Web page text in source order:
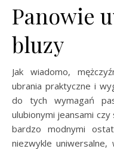
Panowie
bluzy
Jak wiadomo,
ubrania praktyczne i
do tych wymagań
ulubionymi jeansami czy
bardzo modnymi
niezwykle